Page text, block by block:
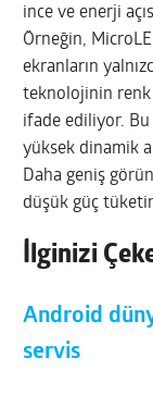
ince ve enerji
Örneğin,
ekranların
teknolojinin renk
ifade ediliyor. Bu
yüksek dinamik
Daha geniş
düşük güç
İlginizi
Android
servis